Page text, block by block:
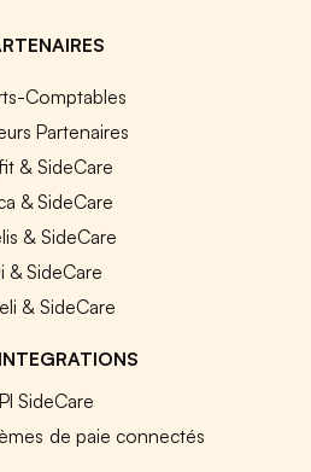
Comptables
Partenaires
& SideCare
& SideCare
& SideCare
& SideCare
& SideCare
SideCare
de paie connectés